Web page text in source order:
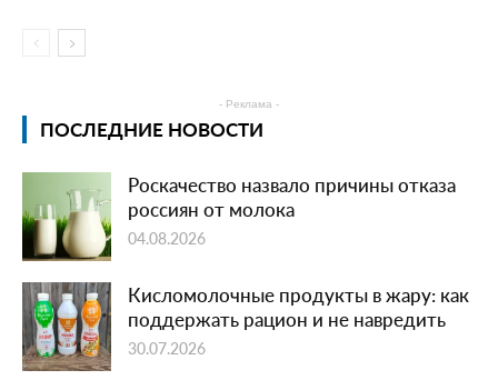
- Реклама -
ПОСЛЕДНИЕ НОВОСТИ
Роскачество назвало причины отказа
россиян от молока
04.08.2026
Кисломолочные продукты в жару: как
поддержать рацион и не навредить
30.07.2026